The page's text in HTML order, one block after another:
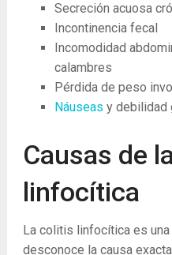
Secreción acuosa
Incontinencia fecal
Incomodidad
calambres
Pérdida de peso
Náuseas y debilidad
Causas de
linfocítica
La colitis linfocítica es
desconoce la causa